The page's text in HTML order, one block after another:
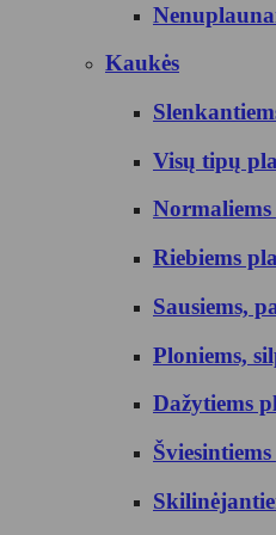
Kaukės
Visų tipų
Riebiems
Sausiems,
Ploniems,
Dažytiems